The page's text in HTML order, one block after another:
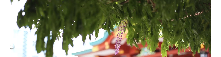
ギャラリー
申込みはこちら